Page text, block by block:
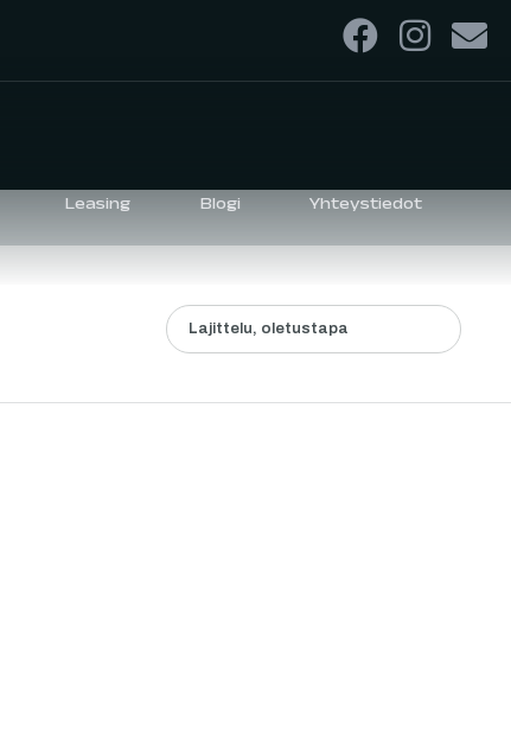
Leasing Blogi Yhteystiedot